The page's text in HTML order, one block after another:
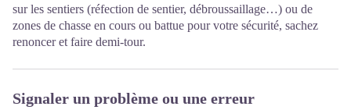
sur les sentiers (réfection de sentier, débroussaillage…) ou de
zones de chasse en cours ou battue pour votre sécurité, sachez
renoncer et faire demi-tour.
Signaler un problème ou une erreur